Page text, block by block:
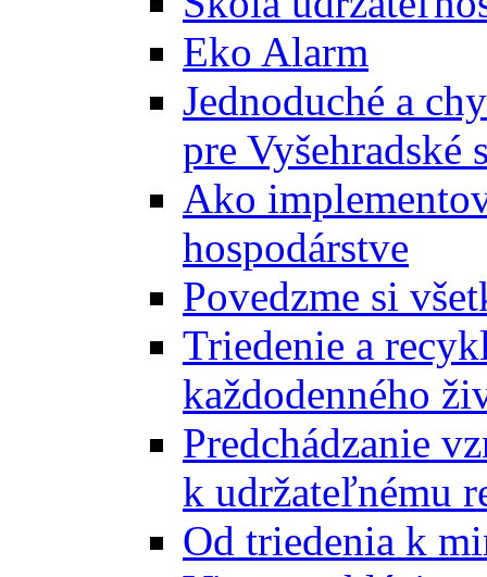
Eko Alarm
Jednoduché a
pre Vyšehradské
Ako
hospodárstve
Povedzme si
Triedenie a
každodenného
Predchádzanie
k udržateľnému
Od triedenia k